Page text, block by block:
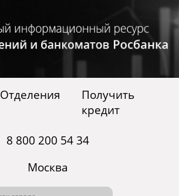
Отделения
Получить
кредит
8 800 200 54 34
Москва